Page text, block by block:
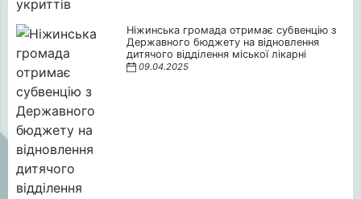
Ніжинська громада отримає субвенцію з
Державного бюджету на відновлення
дитячого відділення міської лікарні
09.04.2025